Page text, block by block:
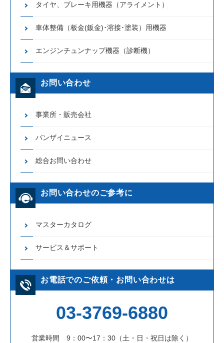
タイヤ、ブレーキ用機器（アライメント）
車体整備（板金(鈑金)･溶接･塗装）用機器
エンジンチュンナップ機器（診断機）
お問い合わせ
事業所・販売会社
バンザイニュース
総合お問い合わせ
お問い合わせのご参考に
マスターカタログ
サービス＆サポート
お電話でのご依頼・お問い合わせは
03-3769-6880
営業時間 9：00〜17：30（土・日・祝日は除く）